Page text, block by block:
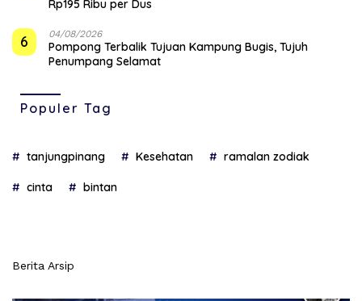
Rp195 Ribu per Dus
6 04/08/2026
Pompong Terbalik Tujuan Kampung Bugis, Tujuh
Penumpang Selamat
Populer Tag
tanjungpinang Kesehatan ramalan zodiak
cinta bintan
Berita Arsip